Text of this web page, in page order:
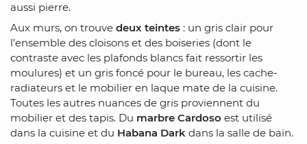
aussi pierre.
Aux murs, on trouve deux teintes : un gris clair pour
l’ensemble des cloisons et des boiseries (dont le
contraste avec les plafonds blancs fait ressortir les
moulures) et un gris foncé pour le bureau, les cache-
radiateurs et le mobilier en laque mate de la cuisine.
Toutes les autres nuances de gris proviennent du
mobilier et des tapis. Du marbre Cardoso est utilisé
dans la cuisine et du Habana Dark dans la salle de bain.